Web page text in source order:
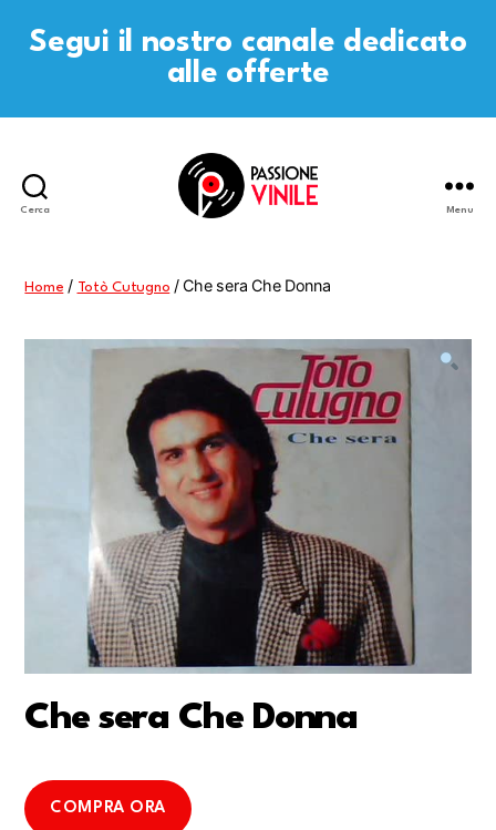
Segui il nostro canale dedicato
alle offerte
Cerca Menu
Home / Totò Cutugno / Che sera Che Donna
Che sera Che Donna
COMPRA ORA